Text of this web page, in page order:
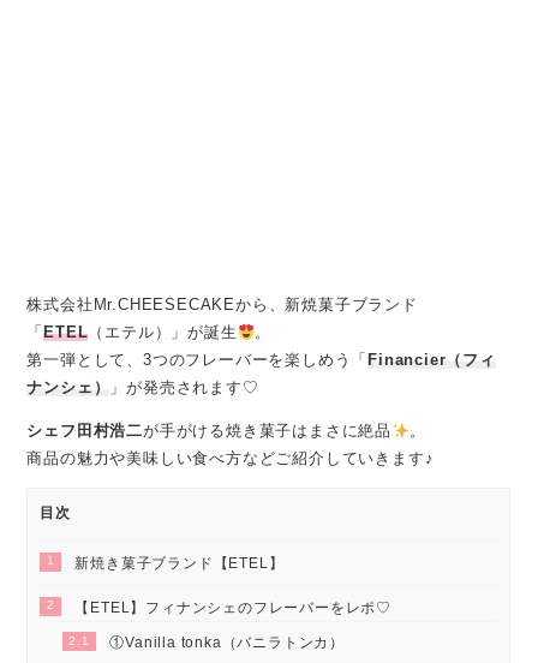
株式会社Mr.CHEESECAKEから、新焼菓子ブランド
「ETEL （エテル）」が誕生
。
第一弾として、3つのフレーバーを楽しめう「 Financier（フィ
ナンシェ）
」が発売されます♡
シェフ田村浩二が手がける焼き菓子はまさに絶品
。
商品の魅力や美味しい食べ方などご紹介していきます♪
目次
1 新焼き菓子ブランド【ETEL】
2 【ETEL】フィナンシェのフレーバーをレポ♡
2.1 ①Vanilla tonka（バニラトンカ）